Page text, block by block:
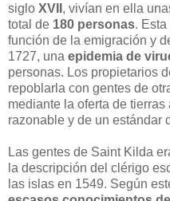
siglo XVII , vivían en ella
total de 180 personas.
función de la emigración y
1727, una epidemia de
personas. Los propietarios
repoblarla con gentes de
mediante la oferta de
razonable y de un estándar
Las gentes de Saint Kilda
la descripción del clérigo
las islas en 1549. Según